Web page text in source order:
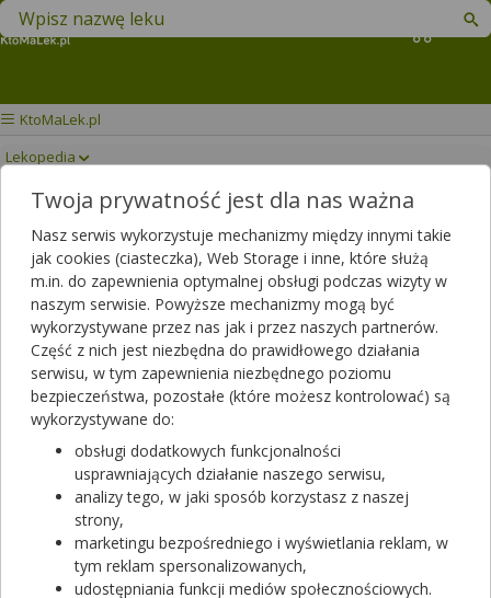
Koszyk
Znajdź lek w swojej okolicy
KtoMaLek.pl
Lekopedia
POLVERTIC Drukuj/Zapisz
Twoja prywatność jest dla nas ważna
Nasz serwis wykorzystuje mechanizmy między innymi takie
jak cookies (ciasteczka), Web Storage i inne, które służą
m.in. do zapewnienia optymalnej obsługi podczas wizyty w
naszym serwisie. Powyższe mechanizmy mogą być
wykorzystywane przez nas jak i przez naszych partnerów.
Część z nich jest niezbędna do prawidłowego działania
serwisu, w tym zapewnienia niezbędnego poziomu
bezpieczeństwa, pozostałe (które możesz kontrolować) są
wykorzystywane do:
obsługi dodatkowych funkcjonalności
usprawniających działanie naszego serwisu,
analizy tego, w jaki sposób korzystasz z naszej
strony,
marketingu bezpośredniego i wyświetlania reklam, w
tym reklam spersonalizowanych,
udostępniania funkcji mediów społecznościowych.